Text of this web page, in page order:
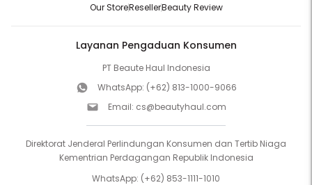
Our StoreResellerBeauty Review
Layanan Pengaduan Konsumen
PT Beaute Haul Indonesia
WhatsApp: (+62) 813-1000-9066
Email: cs@beautyhaul.com
Direktorat Jenderal Perlindungan Konsumen dan Tertib Niaga
Kementrian Perdagangan Republik Indonesia
WhatsApp: (+62) 853-1111-1010